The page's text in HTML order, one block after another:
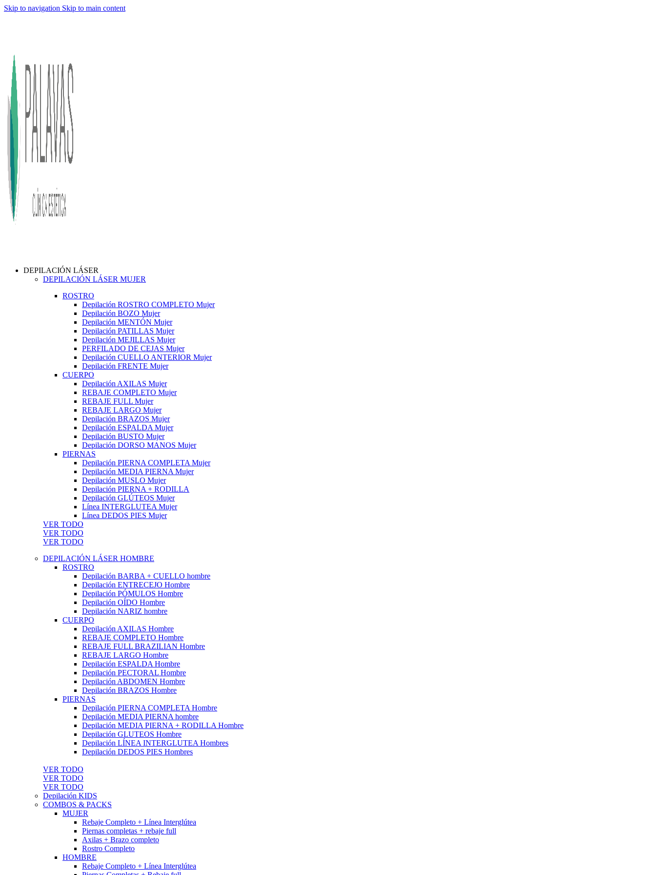
Skip to navigation Skip to main content
DEPILACIÓN LÁSER
DEPILACIÓN LÁSER MUJER
ROSTRO
Depilación ROSTRO COMPLETO Mujer
Depilación BOZO Mujer
Depilación MENTÓN Mujer
Depilación PATILLAS Mujer
Depilación MEJILLAS Mujer
PERFILADO DE CEJAS Mujer
Depilación CUELLO ANTERIOR Mujer
Depilación FRENTE Mujer
CUERPO
Depilación AXILAS Mujer
REBAJE COMPLETO Mujer
REBAJE FULL Mujer
REBAJE LARGO Mujer
Depilación BRAZOS Mujer
Depilación ESPALDA Mujer
Depilación BUSTO Mujer
Depilación DORSO MANOS Mujer
PIERNAS
Depilación PIERNA COMPLETA Mujer
Depilación MEDIA PIERNA Mujer
Depilación MUSLO Mujer
Depilación PIERNA + RODILLA
Depilación GLÚTEOS Mujer
Línea INTERGLUTEA Mujer
Línea DEDOS PIES Mujer
VER TODO
VER TODO
VER TODO
DEPILACIÓN LÁSER HOMBRE
ROSTRO
Depilación BARBA + CUELLO hombre
Depilación ENTRECEJO Hombre
Depilación PÓMULOS Hombre
Depilación OÍDO Hombre
Depilación NARIZ hombre
CUERPO
Depilación AXILAS Hombre
REBAJE COMPLETO Hombre
REBAJE FULL BRAZILIAN Hombre
REBAJE LARGO Hombre
Depilación ESPALDA Hombre
Depilación PECTORAL Hombre
Depilación ABDOMEN Hombre
Depilación BRAZOS Hombre
PIERNAS
Depilación PIERNA COMPLETA Hombre
Depilación MEDIA PIERNA hombre
Depilación MEDIA PIERNA + RODILLA Hombre
Depilación GLUTEOS Hombre
Depilación LÍNEA INTERGLUTEA Hombres
Depilación DEDOS PIES Hombres
VER TODO
VER TODO
VER TODO
Depilación KIDS
COMBOS & PACKS
MUJER
Rebaje Completo + Línea Interglútea
Piernas completas + rebaje full
Axilas + Brazo completo
Rostro Completo
HOMBRE
Rebaje Completo + Línea Interglútea